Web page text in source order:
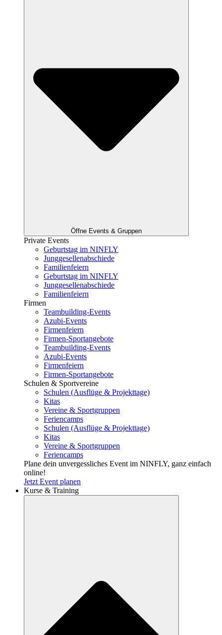
Öffne Events & Gruppen
Private Events
Geburtstag im NINFLY
Junggesellenabschiede
Familienfeiern
Geburtstag im NINFLY
Junggesellenabschiede
Familienfeiern
Firmen
Teambuilding-Events
Azubi-Events
Firmenfeiern
Firmen-Sportangebote
Teambuilding-Events
Azubi-Events
Firmenfeiern
Firmen-Sportangebote
Schulen & Sportvereine
Schulen (Ausflüge & Projekttage)
Kitas
Vereine & Sportgruppen
Feriencamps
Schulen (Ausflüge & Projekttage)
Kitas
Vereine & Sportgruppen
Feriencamps
Plane dein unvergessliches Event im NINFLY, ganz einfach
online!
Jetzt Event planen
Kurse & Training